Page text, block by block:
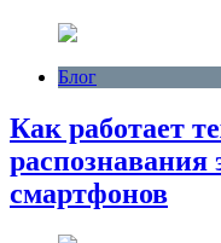
Блог
Как работает
распознавания
смартфонов